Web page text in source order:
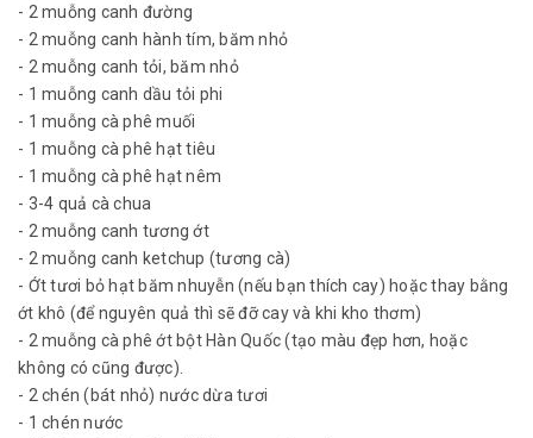
- 2 muỗng canh đường
- 2 muỗng canh hành tím, băm nhỏ
- 2 muỗng canh tỏi, băm nhỏ
- 1 muỗng canh dầu tỏi phi
- 1 muỗng cà phê muối
- 1 muỗng cà phê hạt tiêu
- 1 muỗng cà phê hạt nêm
- 3-4 quả cà chua
- 2 muỗng canh tương ớt
- 2 muỗng canh ketchup (tương cà)
- Ớt tươi bỏ hạt băm nhuyễn (nếu bạn thích cay) hoặc thay bằng
ớt khô (để nguyên quả thì sẽ đỡ cay và khi kho thơm)
- 2 muỗng cà phê ớt bột Hàn Quốc (tạo màu đẹp hơn, hoặc
không có cũng được).
- 2 chén (bát nhỏ) nước dừa tươi
- 1 chén nước